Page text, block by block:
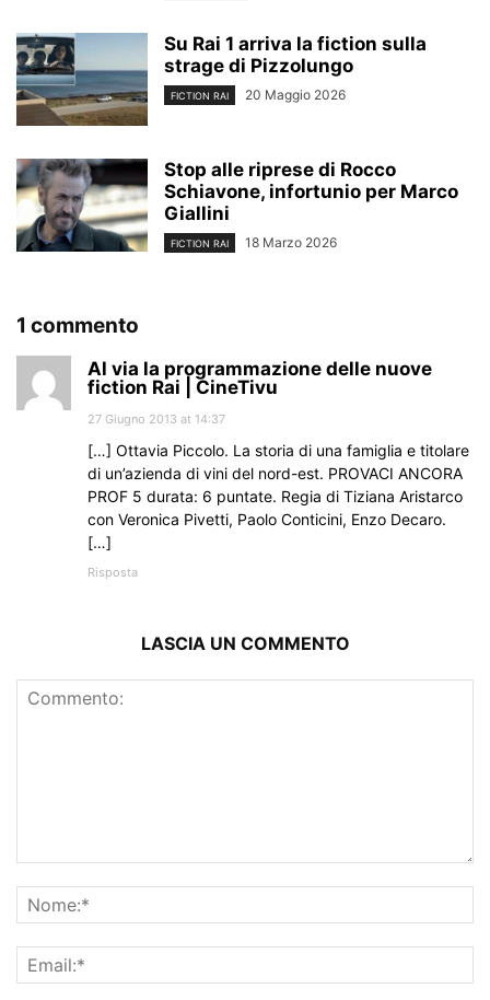
Su Rai 1 arriva la fiction sulla
strage di Pizzolungo
FICTION RAI 20 Maggio 2026
Stop alle riprese di Rocco
Schiavone, infortunio per Marco
Giallini
FICTION RAI 18 Marzo 2026
1 commento
Al via la programmazione delle nuove
fiction Rai | CineTivu
27 Giugno 2013 at 14:37
[…] Ottavia Piccolo. La storia di una famiglia e titolare
di un’azienda di vini del nord-est. PROVACI ANCORA
PROF 5 durata: 6 puntate. Regia di Tiziana Aristarco
con Veronica Pivetti, Paolo Conticini, Enzo Decaro.
[…]
Risposta
LASCIA UN COMMENTO